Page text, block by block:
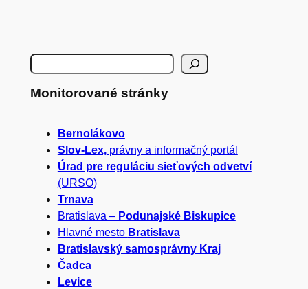
H
ľ
Monitorované stránky
Bernolákovo
Slov-Lex,právny a informačný portál
Úrad pre reguláciu sieťových odvetví
(URSO)
Trnava
Bratislava – Podunajské Biskupice
Hlavné mesto Bratislava
Bratislavský samosprávny Kraj
Čadca
Levice